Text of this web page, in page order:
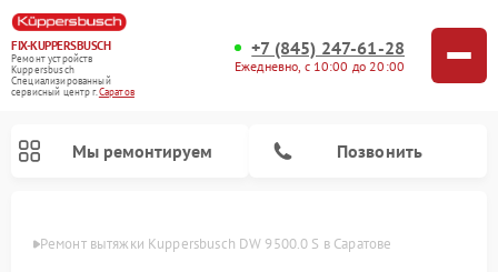
FIX-KUPPERSBUSCH
Ремонт устройств
Kuppersbusch
Специализированный
cервисный центр г.Саратов
+7 (845) 247-61-28
Ежедневно, с 10:00 до 20:00
Мы ремонтируем Позвонить
Ремонт вытяжки Kuppersbusch DW 9500.0 S в Саратове